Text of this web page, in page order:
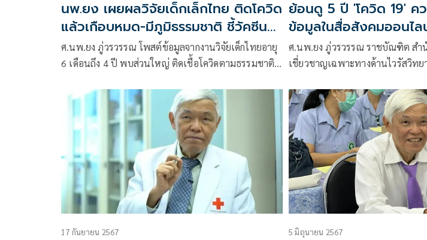
นพ.ยง เผยผลวิจัยเด็กเล็กไทย ติดโควิด
แล้วเกือบหมด-มีภูมิธรรมชาติ ชี้วัคซีน
อาจไม่จำเป็น
ศ.นพ.ยง ภู่วรวรรณ โพสต์ข้อมูลจากงานวิจัยเด็กไทยอายุ
6 เดือนถึง 4 ปี พบส่วนใหญ่ ติดเชื้อโควิดตามธรรมชาติ
ภูมิคุ้มกันต้านไวรัสสายพันธุ์ใหม่ แม้ไม่เคยได้รับวัคซีน
ระบุชัด “วัคซีนอาจไม่มีความจำเป็นในเด็กเล็กที่แข็ง
แรง”
ย้อนดู 5 ปี 'โควิด 19' ค
ข้อมูลในสื่อสังคมออนไล
ศ.นพ.ยง ภู่วรวรรณ ราชบัณฑิต สำ
เชี่ยวชาญเฉพาะทางด้านไวรัสวิท
17 กันยายน 2567 5 มิถุนายน 2567